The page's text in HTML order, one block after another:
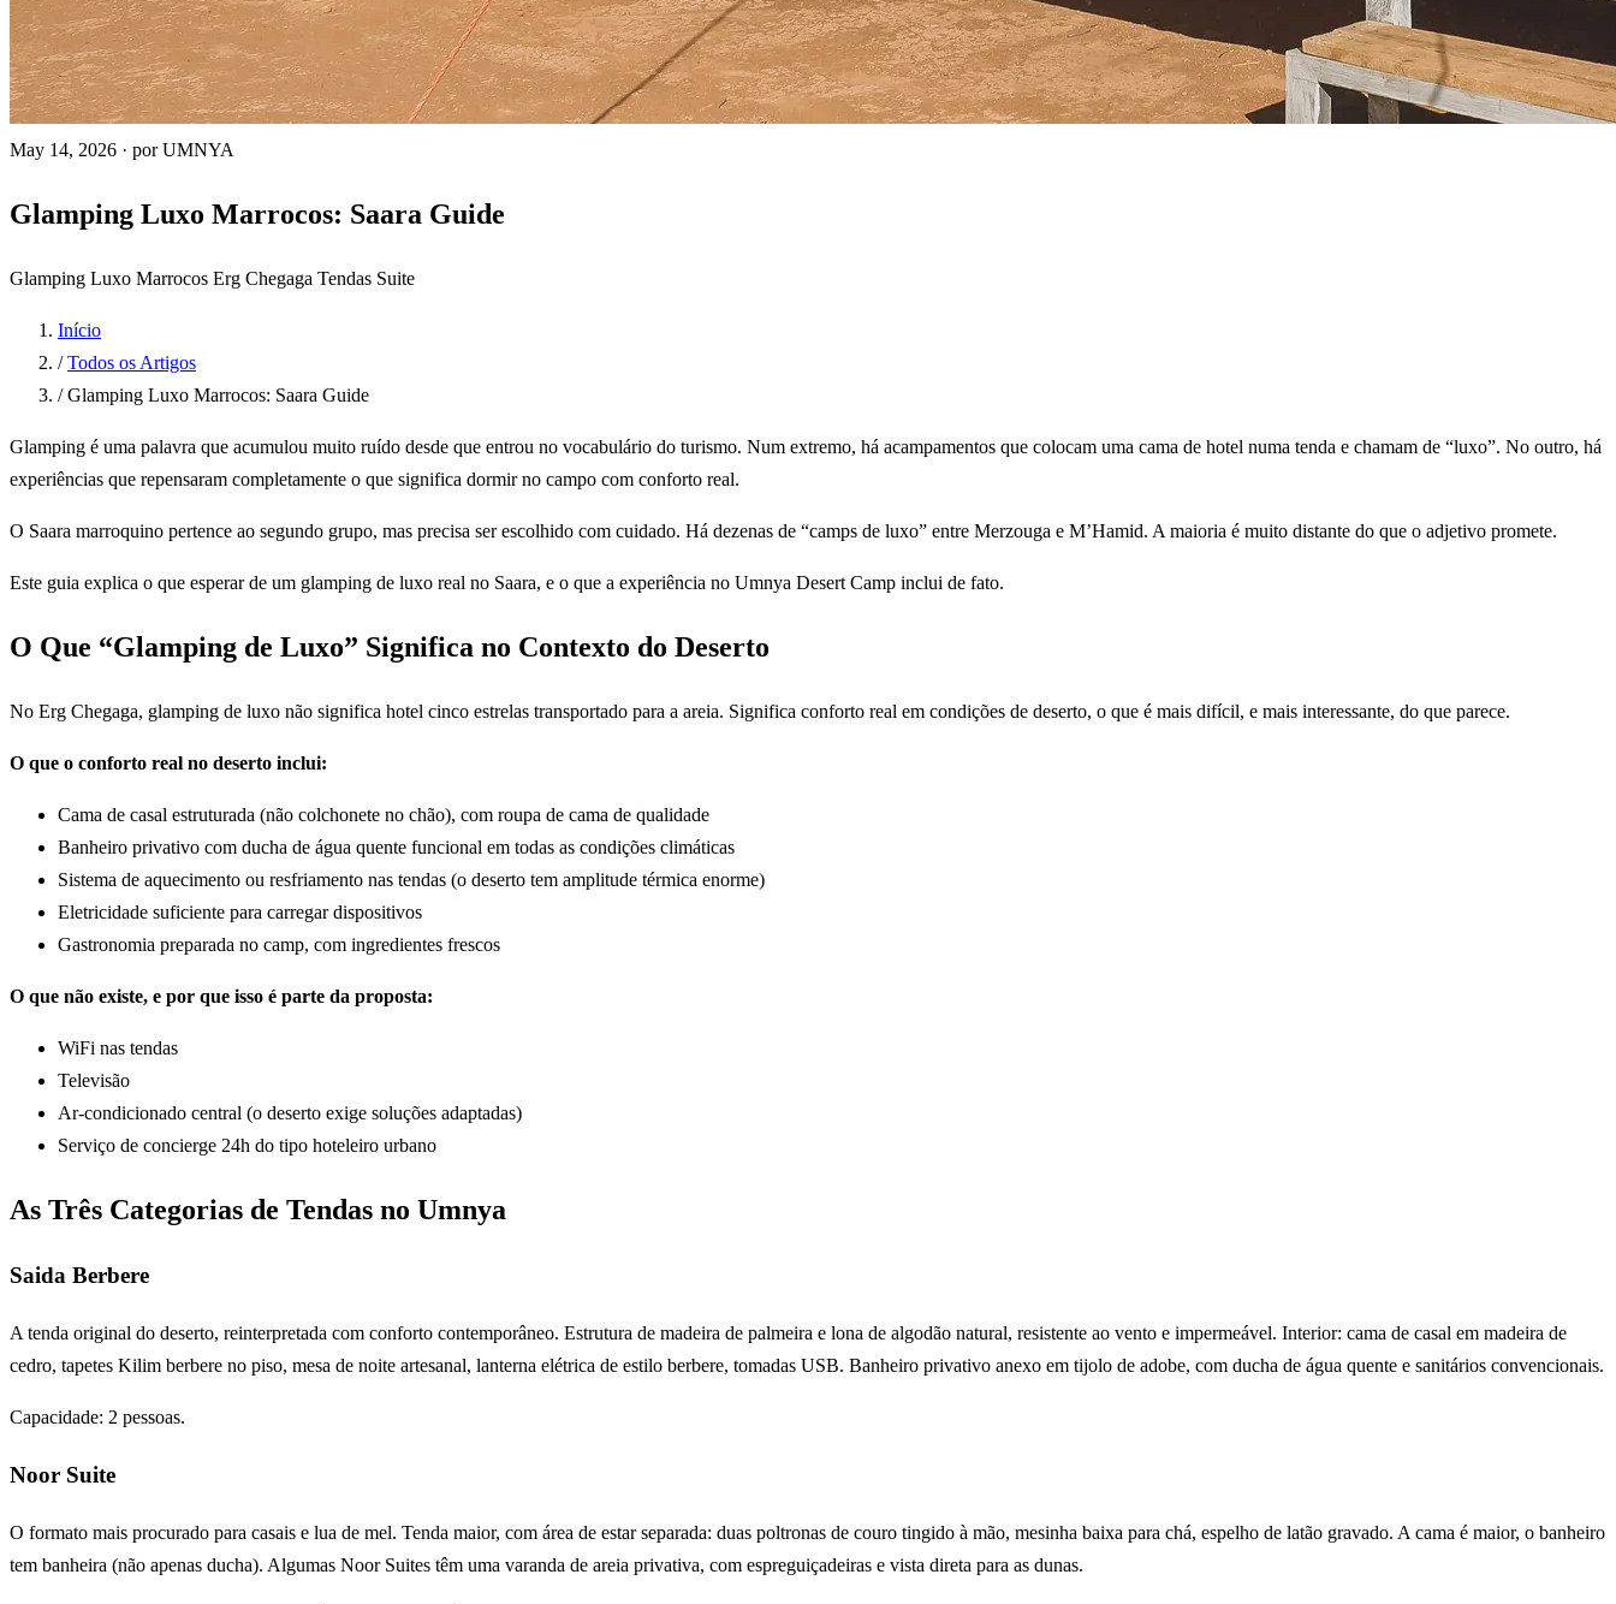
May 14, 2026 · por UMNYA
Glamping Luxo Marrocos: Saara Guide
Glamping Luxo Marrocos Erg Chegaga Tendas Suite
Início
/ Todos os Artigos
/ Glamping Luxo Marrocos: Saara Guide
Glamping é uma palavra que acumulou muito ruído desde que entrou no vocabulário do turismo. Num extremo, há acampamentos que colocam uma cama de hotel numa tenda e chamam de “luxo”. No outro, há
experiências que repensaram completamente o que significa dormir no campo com conforto real.
O Saara marroquino pertence ao segundo grupo, mas precisa ser escolhido com cuidado. Há dezenas de “camps de luxo” entre Merzouga e M’Hamid. A maioria é muito distante do que o adjetivo promete.
Este guia explica o que esperar de um glamping de luxo real no Saara, e o que a experiência no Umnya Desert Camp inclui de fato.
O Que “Glamping de Luxo” Significa no Contexto do Deserto
No Erg Chegaga, glamping de luxo não significa hotel cinco estrelas transportado para a areia. Significa conforto real em condições de deserto, o que é mais difícil, e mais interessante, do que parece.
O que o conforto real no deserto inclui:
Cama de casal estruturada (não colchonete no chão), com roupa de cama de qualidade
Banheiro privativo com ducha de água quente funcional em todas as condições climáticas
Sistema de aquecimento ou resfriamento nas tendas (o deserto tem amplitude térmica enorme)
Eletricidade suficiente para carregar dispositivos
Gastronomia preparada no camp, com ingredientes frescos
O que não existe, e por que isso é parte da proposta:
WiFi nas tendas
Televisão
Ar-condicionado central (o deserto exige soluções adaptadas)
Serviço de concierge 24h do tipo hoteleiro urbano
As Três Categorias de Tendas no Umnya
Saida Berbere
A tenda original do deserto, reinterpretada com conforto contemporâneo. Estrutura de madeira de palmeira e lona de algodão natural, resistente ao vento e impermeável. Interior: cama de casal em madeira de
cedro, tapetes Kilim berbere no piso, mesa de noite artesanal, lanterna elétrica de estilo berbere, tomadas USB. Banheiro privativo anexo em tijolo de adobe, com ducha de água quente e sanitários convencionais.
Capacidade: 2 pessoas.
Noor Suite
O formato mais procurado para casais e lua de mel. Tenda maior, com área de estar separada: duas poltronas de couro tingido à mão, mesinha baixa para chá, espelho de latão gravado. A cama é maior, o banheiro
tem banheira (não apenas ducha). Algumas Noor Suites têm uma varanda de areia privativa, com espreguiçadeiras e vista direta para as dunas.